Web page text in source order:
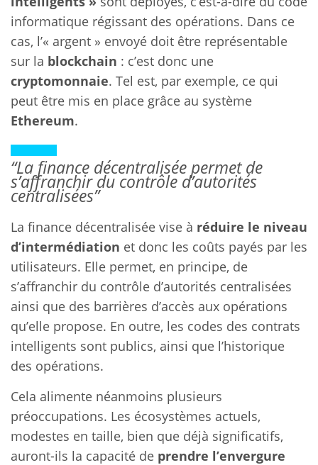
informatique régissant des opérations. Dans ce
cas, l’« argent » envoyé doit être représentable
sur la blockchain : c’est donc une
cryptomonnaie. Tel est, par exemple, ce qui
peut être mis en place grâce au système
Ethereum.
“La finance décentralisée permet de
s’affranchir du contrôle d’autorités
centralisées”
La finance décentralisée vise à réduire le niveau
d’intermédiation et donc les coûts payés par les
utilisateurs. Elle permet, en principe, de
s’affranchir du contrôle d’autorités centralisées
ainsi que des barrières d’accès aux opérations
qu’elle propose. En outre, les codes des contrats
intelligents sont publics, ainsi que l’historique
des opérations.
Cela alimente néanmoins plusieurs
préoccupations. Les écosystèmes actuels,
modestes en taille, bien que déjà significatifs,
auront-ils la capacité de prendre l’envergure